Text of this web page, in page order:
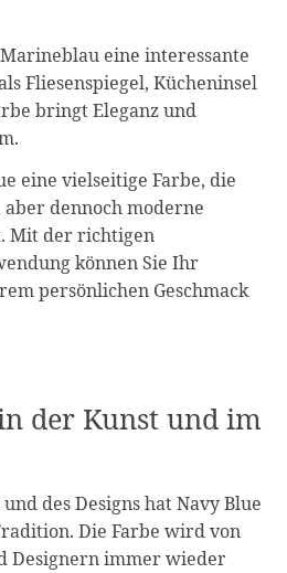
eine interessante
Fliesenspiegel, Kücheninsel
bringt Eleganz und
eine vielseitige Farbe, die
aber dennoch moderne
Mit der richtigen
können Sie Ihr
persönlichen Geschmack
der Kunst und im
des Designs hat Navy Blue
Die Farbe wird von
Designern immer wieder